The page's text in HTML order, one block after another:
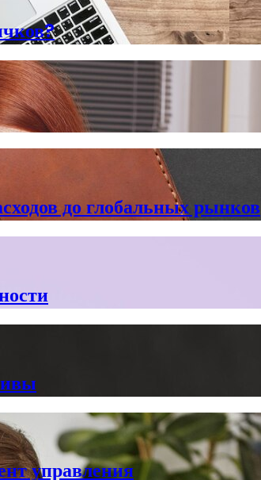
до глобальных рынков
управления